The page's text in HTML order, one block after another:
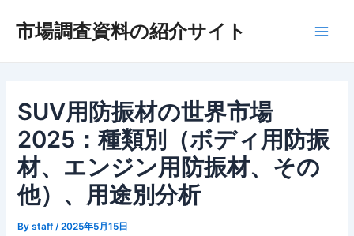
市場調査資料の紹介サイト
SUV用防振材の世界市場
2025：種類別（ボディ用防振
材、エンジン用防振材、その
他）、用途別分析
Bystaff /2025年5月15日